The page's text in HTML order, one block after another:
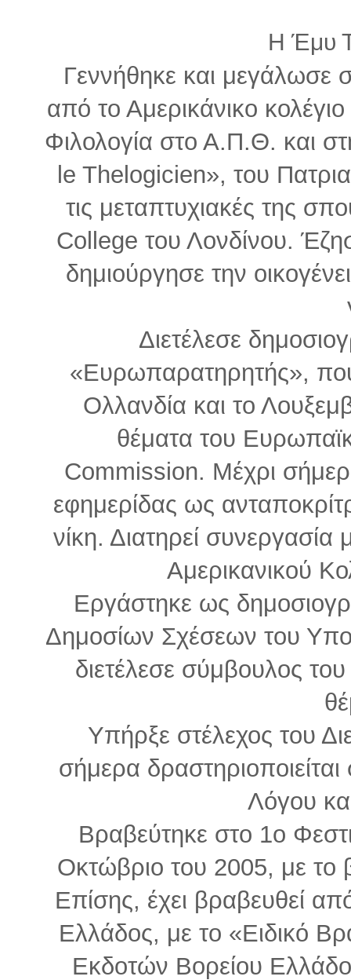
Η Έμυ
Γεννήθηκε και μεγάλωσε
από το Αμερικάνικο
Φιλολογία στο Α.Π.Θ. και
le Thelogicien», του
τις μεταπτυχιακές της
College του Λονδίνου.
δημιούργησε την
Διετέλεσε
«Ευρωπαρατηρητής»,
Ολλανδία και το
θέματα του
Commission. Μέχρι
εφημερίδας ως
νίκη. Διατηρεί
Αμερικανικού
Εργάστηκε ως
Δημοσίων Σχέσεων του
διετέλεσε σύμβουλος
Υπήρξε στέλεχος του
σήμερα
Λόγου
Βραβεύτηκε στο 1ο
Οκτώβριο του 2005, με
Επίσης, έχει βραβευθεί
Ελλάδος, με το «Ειδικό
Εκδοτών Bορείου